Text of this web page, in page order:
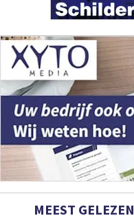
MEEST GELEZEN